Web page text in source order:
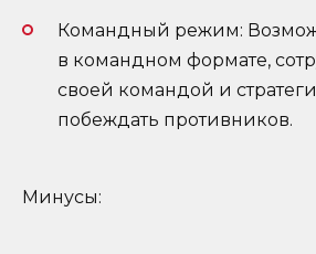
Командный режим:
в командном формате,
своей командой и
побеждать противников.
Минусы: